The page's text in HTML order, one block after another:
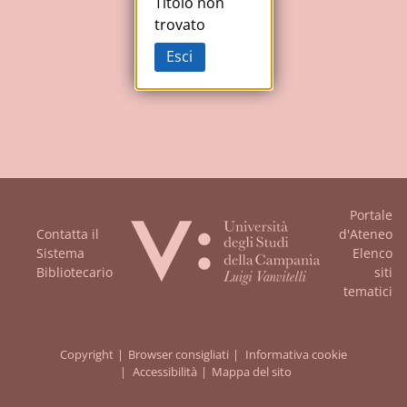
Contatta il
Sistema
Bibliotecario
Portale
d'Ateneo
Elenco
siti
tematici
Copyright Browser consigliati
Informativa cookie
Accessibilità
Mappa del sito
trovato
Esci